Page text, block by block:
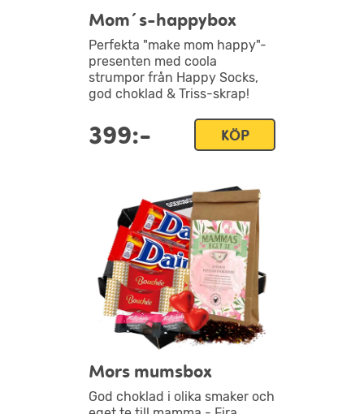
Mom´s-happybox
Perfekta "make mom happy"-
presenten med coola
strumpor från Happy Socks,
god choklad & Triss-skrap!
399:- KÖP
Mors mumsbox
God choklad i olika smaker och